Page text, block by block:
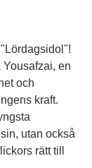
Yousafzai, en
och
kraft.
utan också
rätt till